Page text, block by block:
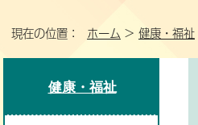
現在の位置： ホーム > 健康・福祉
健康・福祉